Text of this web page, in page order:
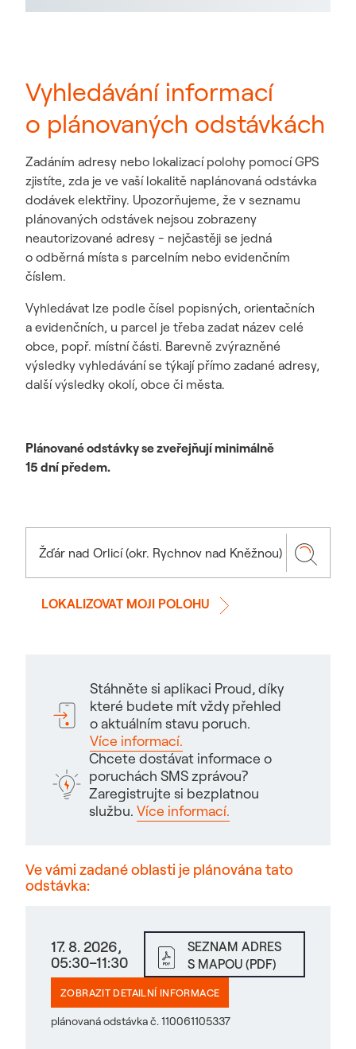
Vyhledávání informací
o plánovaných odstávkách
Zadáním adresy nebo lokalizací polohy pomocí GPS
zjistíte, zda je ve vaší lokalitě naplánovaná odstávka
dodávek elektřiny. Upozorňujeme, že v seznamu
plánovaných odstávek nejsou zobrazeny
neautorizované adresy - nejčastěji se jedná
o odběrná místa s parcelním nebo evidenčním
číslem.
Vyhledávat lze podle čísel popisných, orientačních
a evidenčních, u parcel je třeba zadat název celé
obce, popř. místní části. Barevně zvýrazněné
výsledky vyhledávání se týkají přímo zadané adresy,
další výsledky okolí, obce či města.
Plánované odstávky se zveřejňují minimálně
15 dní předem.
LOKALIZOVAT MOJI POLOHU
Stáhněte si aplikaci Proud, díky
které budete mít vždy přehled
o aktuálním stavu poruch.
Více informací.
Chcete dostávat informace o
poruchách SMS zprávou?
Zaregistrujte si bezplatnou
službu. Více informací.
Ve vámi zadané oblasti je plánována tato
odstávka:
17. 8. 2026,
05:30–11:30
SEZNAM ADRES
S MAPOU (PDF)
ZOBRAZIT DETAILNÍ INFORMACE
plánovaná odstávka č. 110061105337